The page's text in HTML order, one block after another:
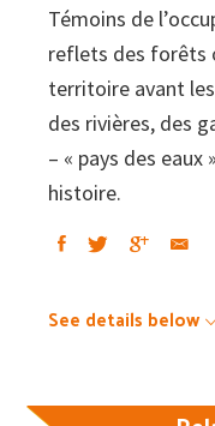
Témoins de
reflets des forêts
territoire avant
des rivières, des
– « pays des eaux
histoire.
See details below